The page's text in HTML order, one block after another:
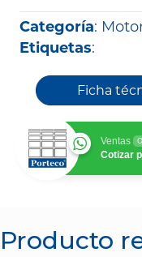
Categoría:
Etiquetas:
Ficha
Ventas
Cotizar
Producto